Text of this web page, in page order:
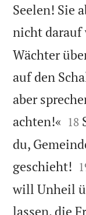
Seelen! Sie
nicht darauf
Wächter
auf den
aber
achten!« 

18
du,
geschieht! 
will Unheil
lassen, die